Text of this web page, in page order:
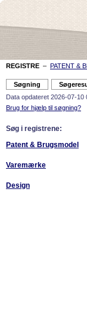
REGISTRE – PATENT &
Data opdateret 2026-07-10
Brug for hjælp til søgning?
Søg i registrene:
Patent & Brugsmodel
Varemærke
Design